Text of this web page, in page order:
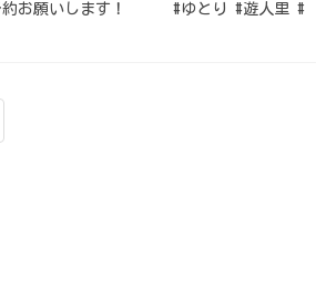
予約お願いします！ #ゆとり #遊人里 #